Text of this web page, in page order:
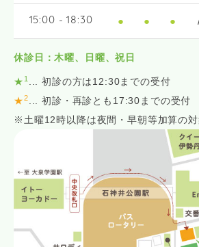
15:00 - 18:30 ● ● ●
休診日：木曜、日曜、祝日
★ 1
... 初診の方は12:30までの受付
★2
... 初診・再診とも17:30までの受付
※土曜12時以降は夜間・早朝等加算の対